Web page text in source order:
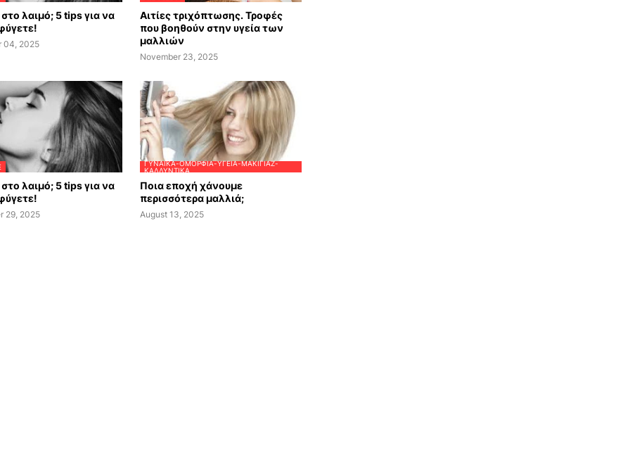
στο λαιμό; 5 tips για να
04, 2025
Αιτίες τριχόπτωσης. Τροφές
που βοηθούν στην υγεία των
μαλλιών
November 23, 2025
στο λαιμό; 5 tips για να
29, 2025
ΓΥΝΑΊΚΑ-ΟΜΟΡΦΙΆ-ΥΓΕΊΑ-ΜΑΚΙΓΙΆΖ-
ΚΑΛΛΥΝΤΙΚΆ
Ποια εποχή χάνουμε
περισσότερα μαλλιά;
August 13, 2025